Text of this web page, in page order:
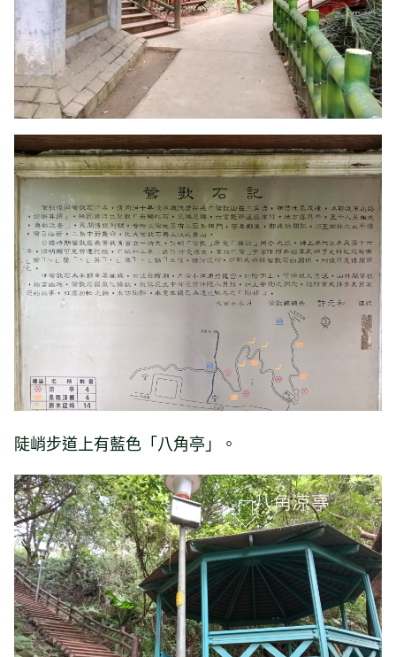
陡峭步道上有藍色「八角亭」。